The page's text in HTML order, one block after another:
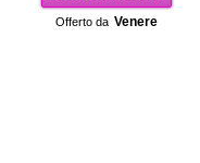
Offerto da Venere